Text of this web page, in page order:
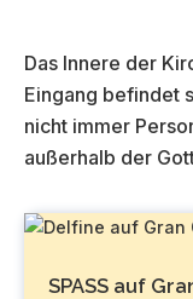
Das Innere der
Eingang befindet
nicht immer
außerhalb der
SPASS auf